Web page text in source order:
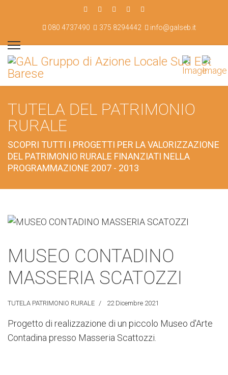
080 4737490 375 8294442 info@galseb.it
TUTELA DEL PATRIMONIO
RURALE
SCOPRI TUTTI I PROGETTI PER LA VALORIZZAZIONE
DEL PATRIMONIO RURALE FINANZIATI NELLA
PROGRAMMAZIONE 2007 - 2013
MUSEO CONTADINO
MASSERIA SCATOZZI
TUTELA PATRIMONIO RURALE 22 Dicembre 2021
Progetto di realizzazione di un piccolo Museo d'Arte
Contadina presso Masseria Scattozzi.